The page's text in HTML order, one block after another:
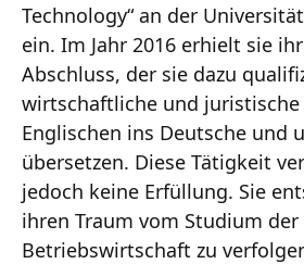
Technology“ an der
ein. Im Jahr 2016 erhielt sie
Abschluss, der sie dazu
wirtschaftliche und juristische
Englischen ins Deutsche und
übersetzen. Diese Tätigkeit
jedoch keine Erfüllung. Sie
ihren Traum vom Studium der
Betriebswirtschaft zu